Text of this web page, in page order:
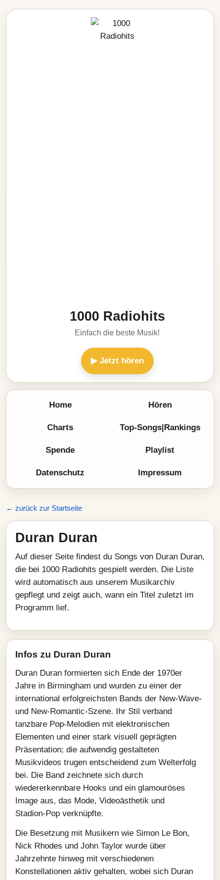
1000 Radiohits
Einfach die beste Musik!
▶ Jetzt hören
Home Hören
Charts Top-Songs|Rankings
Spende Playlist
Datenschutz Impressum
← zurück zur Startseite
Duran Duran
Auf dieser Seite findest du Songs von Duran Duran,
die bei 1000 Radiohits gespielt werden. Die Liste
wird automatisch aus unserem Musikarchiv
gepflegt und zeigt auch, wann ein Titel zuletzt im
Programm lief.
Infos zu Duran Duran
Duran Duran formierten sich Ende der 1970er
Jahre in Birmingham und wurden zu einer der
international erfolgreichsten Bands der New‑Wave-
und New‑Romantic‑Szene. Ihr Stil verband
tanzbare Pop‑Melodien mit elektronischen
Elementen und einer stark visuell geprägten
Präsentation; die aufwendig gestalteten
Musikvideos trugen entscheidend zum Welterfolg
bei. Die Band zeichnete sich durch
wiedererkennbare Hooks und ein glamouröses
Image aus, das Mode, Videoästhetik und
Stadion‑Pop verknüpfte.
Die Besetzung mit Musikern wie Simon Le Bon,
Nick Rhodes und John Taylor wurde über
Jahrzehnte hinweg mit verschiedenen
Konstellationen aktiv gehalten, wobei sich Duran